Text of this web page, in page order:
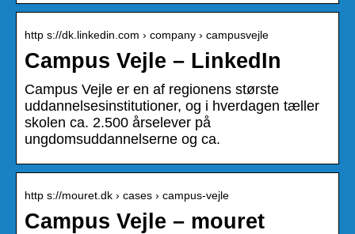
http s://dk.linkedin.com › company › campusvejle
Campus Vejle – LinkedIn
Campus Vejle er en af regionens største
uddannelsesinstitutioner, og i hverdagen tæller
skolen ca. 2.500 årselever på
ungdomsuddannelserne og ca.
http s://mouret.dk › cases › campus-vejle
Campus Vejle – mouret